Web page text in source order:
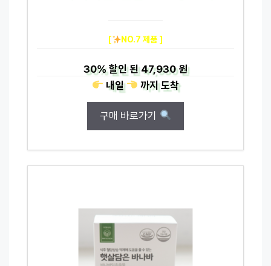
[ NO.7 제품 ]
30%할인 된47,930 원
내일
까지도착
구매 바로가기